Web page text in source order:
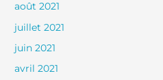
août 2021
juillet 2021
juin 2021
avril 2021